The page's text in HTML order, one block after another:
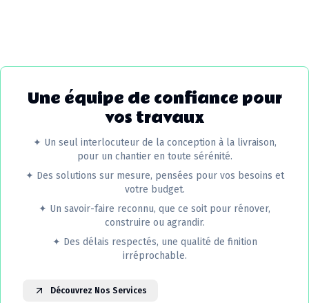
Une équipe de confiance pour
vos travaux
✦ Un seul interlocuteur de la conception à la livraison,
pour un chantier en toute sérénité.
✦ Des solutions sur mesure, pensées pour vos besoins et
votre budget.
✦ Un savoir-faire reconnu, que ce soit pour rénover,
construire ou agrandir.
✦ Des délais respectés, une qualité de finition
irréprochable.
Découvrez Nos Services